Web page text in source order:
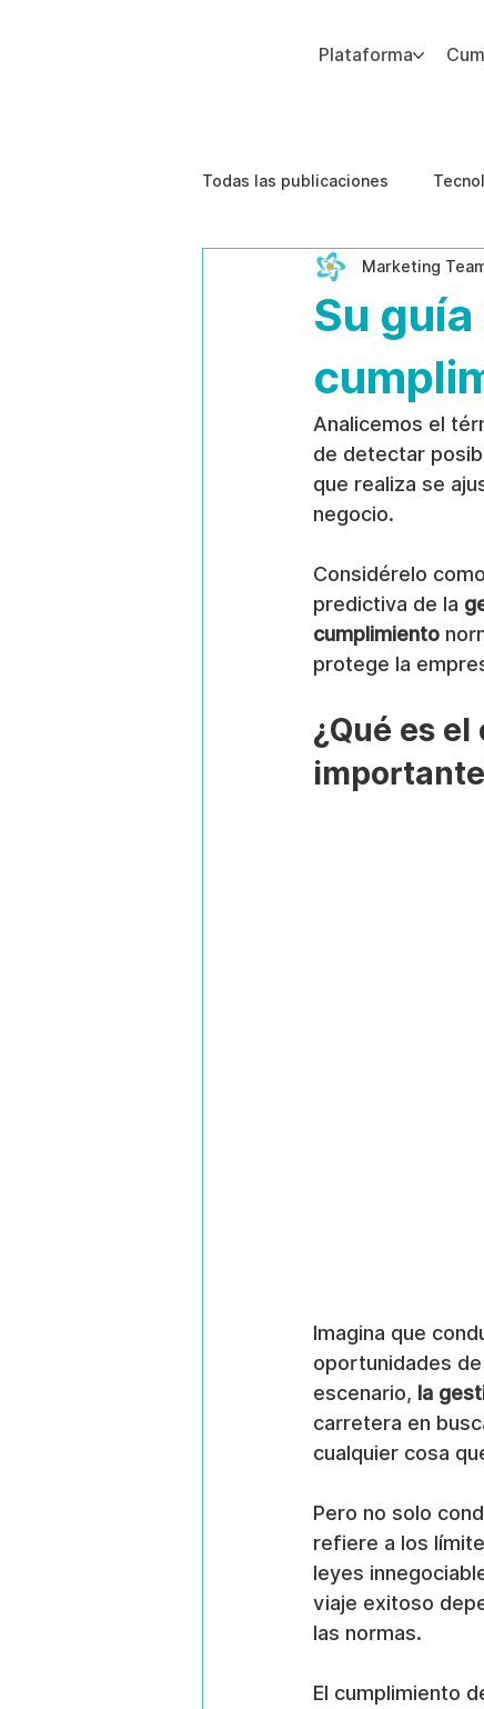
Plataforma
Todas las publicaciones
Estudios de caso Etica
Su
Marketing
Analicemos el
de detectar
que realiza se
negocio.
Considérelo
predictiva de la
cumplimiento
protege la
¿Qué es
Imagina que
oportunidades
escenario, la
carretera en
cualquier cosa
Pero no solo
refiere a los
leyes
viaje exitoso
las normas.
El cumplimiento